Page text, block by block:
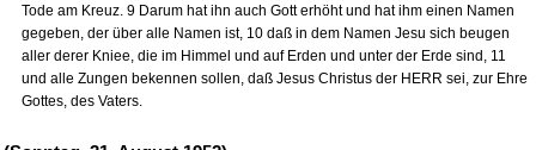
Tode am Kreuz. 9 Darum hat ihn auch Gott erhöht und hat ihm einen Namen
gegeben, der über alle Namen ist, 10 daß in dem Namen Jesu sich beugen
aller derer Kniee, die im Himmel und auf Erden und unter der Erde sind, 11
und alle Zungen bekennen sollen, daß Jesus Christus der HERR sei, zur Ehre
Gottes, des Vaters.